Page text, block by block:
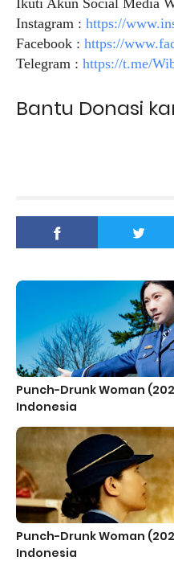
Ikuti Akun Social Media
Instagram : https://
Facebook : https://
Telegram : https://t.me/
Bantu Donasi
Punch-Drunk Woman
Indonesia
Punch-Drunk Woman
Indonesia